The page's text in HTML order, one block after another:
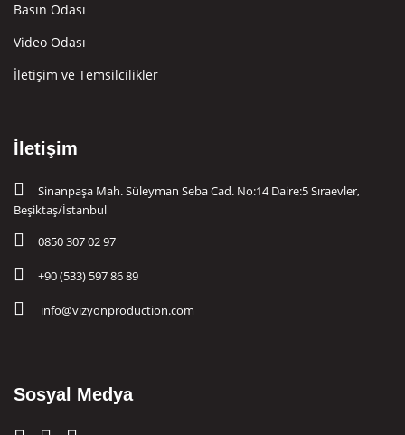
Basın Odası
Video Odası
İletişim ve Temsilcilikler
İletişim
Sinanpaşa Mah. Süleyman Seba Cad. No:14 Daire:5 Sıraevler,
Beşiktaş/İstanbul
0850 307 02 97
+90 (533) 597 86 89
info@vizyonproduction.com
Sosyal Medya